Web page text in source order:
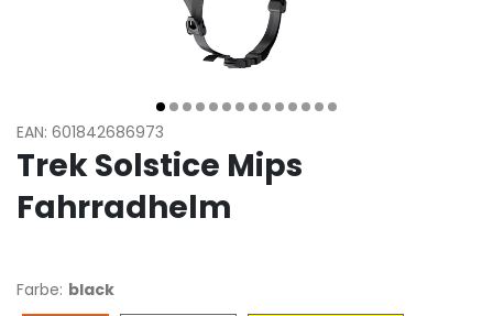
EAN: 601842686973
Trek Solstice Mips
Fahrradhelm
Farbe: black